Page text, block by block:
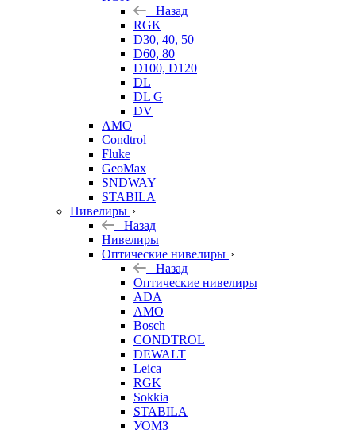
Назад
RGK
D30, 40, 50
D60, 80
D100, D120
DL
DL G
DV
AMO
Condtrol
Fluke
GeoMax
SNDWAY
STABILA
Нивелиры
Назад
Нивелиры
Оптические нивелиры
Назад
Оптические нивелиры
ADA
AMO
Bosch
CONDTROL
DEWALT
Leica
RGK
Sokkia
STABILA
УОМЗ